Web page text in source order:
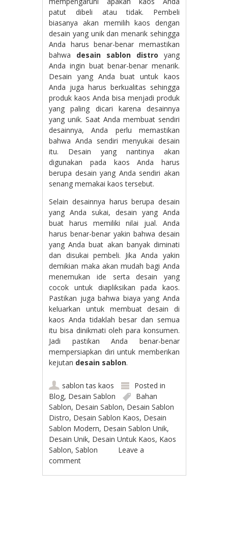
patut dibeli atau tidak. Pembeli
biasanya akan memilih kaos dengan
desain yang unik dan menarik sehingga
Anda harus benar-benar memastikan
bahwa desain sablon distro yang
Anda ingin buat benar-benar menarik.
Desain yang Anda buat untuk kaos
Anda juga harus berkualitas sehingga
produk kaos Anda bisa menjadi produk
yang paling dicari karena desainnya
yang unik. Saat Anda membuat sendiri
desainnya, Anda perlu memastikan
bahwa Anda sendiri menyukai desain
itu. Desain yang nantinya akan
digunakan pada kaos Anda harus
berupa desain yang Anda sendiri akan
senang memakai kaos tersebut.
Selain desainnya harus berupa desain
yang Anda sukai, desain yang Anda
buat harus memiliki nilai jual. Anda
harus benar-benar yakin bahwa desain
yang Anda buat akan banyak diminati
dan disukai pembeli. Jika Anda yakin
demikian maka akan mudah bagi Anda
menemukan ide serta desain yang
cocok untuk diapliksikan pada kaos.
Pastikan juga bahwa biaya yang Anda
keluarkan untuk membuat desain di
kaos Anda tidaklah besar dan semua
itu bisa dinikmati oleh para konsumen.
Jadi pastikan Anda benar-benar
mempersiapkan diri untuk memberikan
kejutan desain sablon.
sablon tas kaos
Posted in
Blog, Desain Sablon
Bahan
Sablon, Desain Sablon, Desain Sablon
Distro, Desain Sablon Kaos, Desain
Sablon Modern, Desain Sablon Unik,
Desain Unik, Desain Untuk Kaos, Kaos
Sablon,Sablon
Leave a
comment